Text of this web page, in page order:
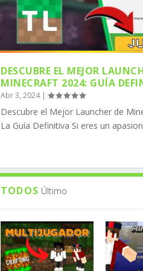
COMO DESCARGAR
MineComunidad
COMO DESCARGAR
MineComunidad
CÓMO INSTALAR
MineComunidad
CÓMO DESCARGAR
MineComunidad
CÓMO DESCARGAR
MineComunidad
DESCUBRE EL MEJOR
MINECRAFT 2024: GUÍA
Abr 3, 2024|
Descubre el Mejor Launcher de
La Guía Definitiva Si eres un
TODOS Último